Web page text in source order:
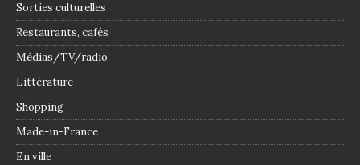
Sorties culturelles
Restaurants, cafés
Médias/TV/radio
Littérature
Shopping
Made-in-France
En ville